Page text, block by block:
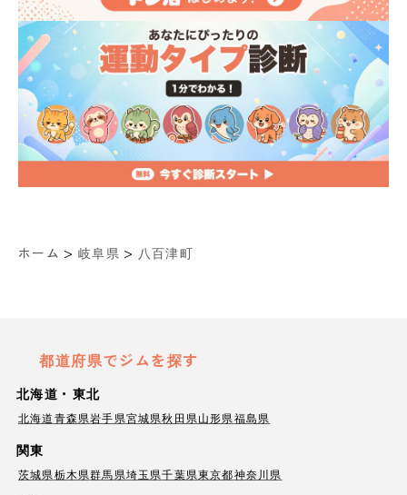
ホーム > 岐阜県 > 八百津町
都道府県でジムを探す
北海道・東北
北海道青森県岩手県宮城県秋田県山形県福島県
関東
茨城県栃木県群馬県埼玉県千葉県東京都神奈川県